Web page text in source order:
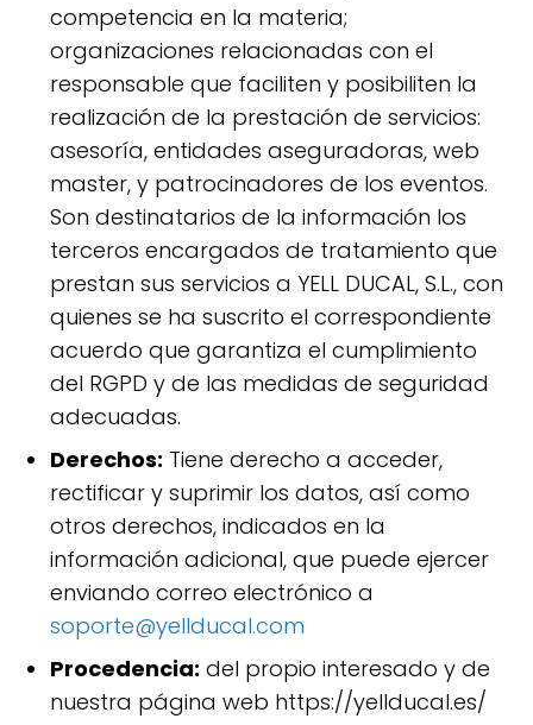
competencia en la materia;
organizaciones relacionadas con el
responsable que faciliten y posibiliten la
realización de la prestación de servicios:
asesoría, entidades aseguradoras, web
master, y patrocinadores de los eventos.
Son destinatarios de la información los
terceros encargados de tratamiento que
prestan sus servicios a YELL DUCAL, S.L., con
quienes se ha suscrito el correspondiente
acuerdo que garantiza el cumplimiento
del RGPD y de las medidas de seguridad
adecuadas.
Derechos: Tiene derecho a acceder,
rectificar y suprimir los datos, así como
otros derechos, indicados en la
información adicional, que puede ejercer
enviando correo electrónico a
soporte@yellducal.com
Procedencia: del propio interesado y de
nuestra página web https://yellducal.es/